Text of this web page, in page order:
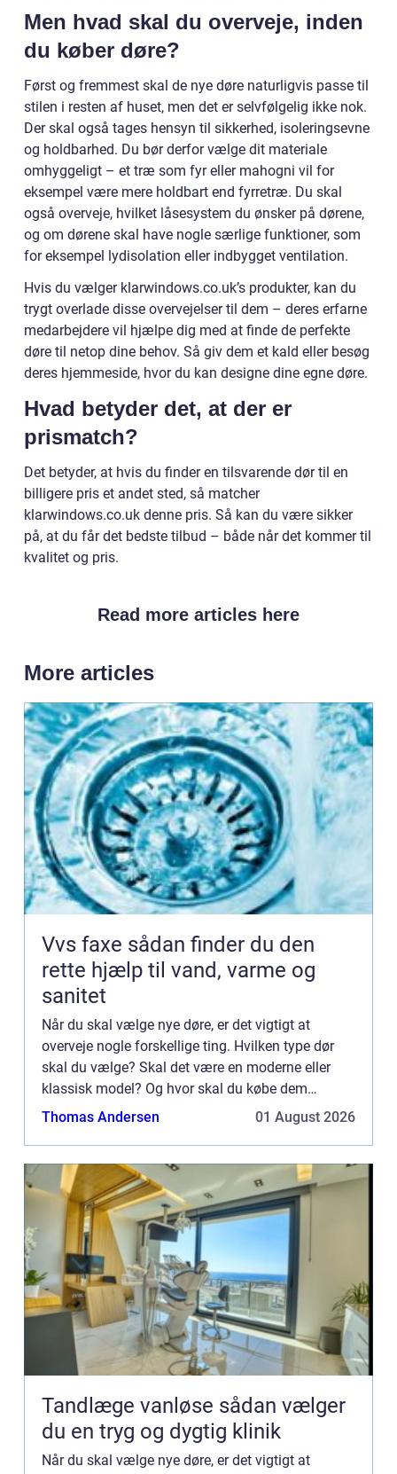
Men hvad skal du overveje, inden
du køber døre?
Først og fremmest skal de nye døre naturligvis passe til
stilen i resten af huset, men det er selvfølgelig ikke nok.
Der skal også tages hensyn til sikkerhed, isoleringsevne
og holdbarhed. Du bør derfor vælge dit materiale
omhyggeligt – et træ som fyr eller mahogni vil for
eksempel være mere holdbart end fyrretræ. Du skal
også overveje, hvilket låsesystem du ønsker på dørene,
og om dørene skal have nogle særlige funktioner, som
for eksempel lydisolation eller indbygget ventilation.
Hvis du vælger klarwindows.co.uk’s produkter, kan du
trygt overlade disse overvejelser til dem – deres erfarne
medarbejdere vil hjælpe dig med at finde de perfekte
døre til netop dine behov. Så giv dem et kald eller besøg
deres hjemmeside, hvor du kan designe dine egne døre.
Hvad betyder det, at der er
prismatch?
Det betyder, at hvis du finder en tilsvarende dør til en
billigere pris et andet sted, så matcher
klarwindows.co.uk denne pris. Så kan du være sikker
på, at du får det bedste tilbud – både når det kommer til
kvalitet og pris.
Read more articles here
More articles
Vvs faxe sådan finder du den
rette hjælp til vand, varme og
sanitet
Når du skal vælge nye døre, er det vigtigt at
overveje nogle forskellige ting. Hvilken type dør
skal du vælge? Skal det være en moderne eller
klassisk model? Og hvor skal du købe dem
henne? I denne artikel guider vi dig igennem alle
Thomas Andersen 01 August 2026
Tandlæge vanløse sådan vælger
du en tryg og dygtig klinik
Når du skal vælge nye døre, er det vigtigt at